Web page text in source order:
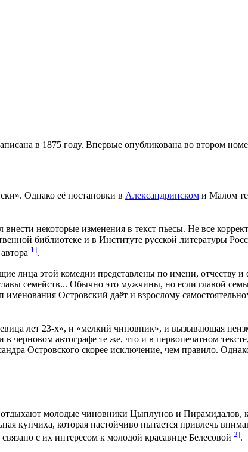
в 1875 году. Впервые опубликована во втором
Однако её постановки в Александринском и Малом
внести некоторые изменения в текст пьесы. Не все
библиотеке и в Институте русской литературы
[1].
лица этой комедии представлены по имени,
семейств... Обычно это мужчины, но если главой
Островский даёт и взрослому
лет 23-х», и «мелкий чиновник», и вызывающая
черновом автографе те же, что и в первопечатном
Островского скорее исключение, чем правило.
отдыхают молодые чиновники Цыплунов и Пирамидалов,
купчиха, которая настойчиво пытается привлечь
с их интересом к молодой красавице Белесовой[2].